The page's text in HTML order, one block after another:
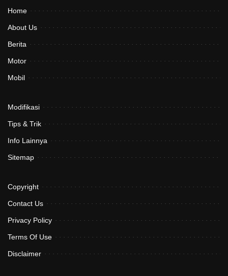
Home
About Us
Berita
Motor
Mobil
Modifikasi
Tips & Trik
Info Lainnya
Sitemap
Copyright
Contact Us
Privacy Policy
Terms Of Use
Disclaimer